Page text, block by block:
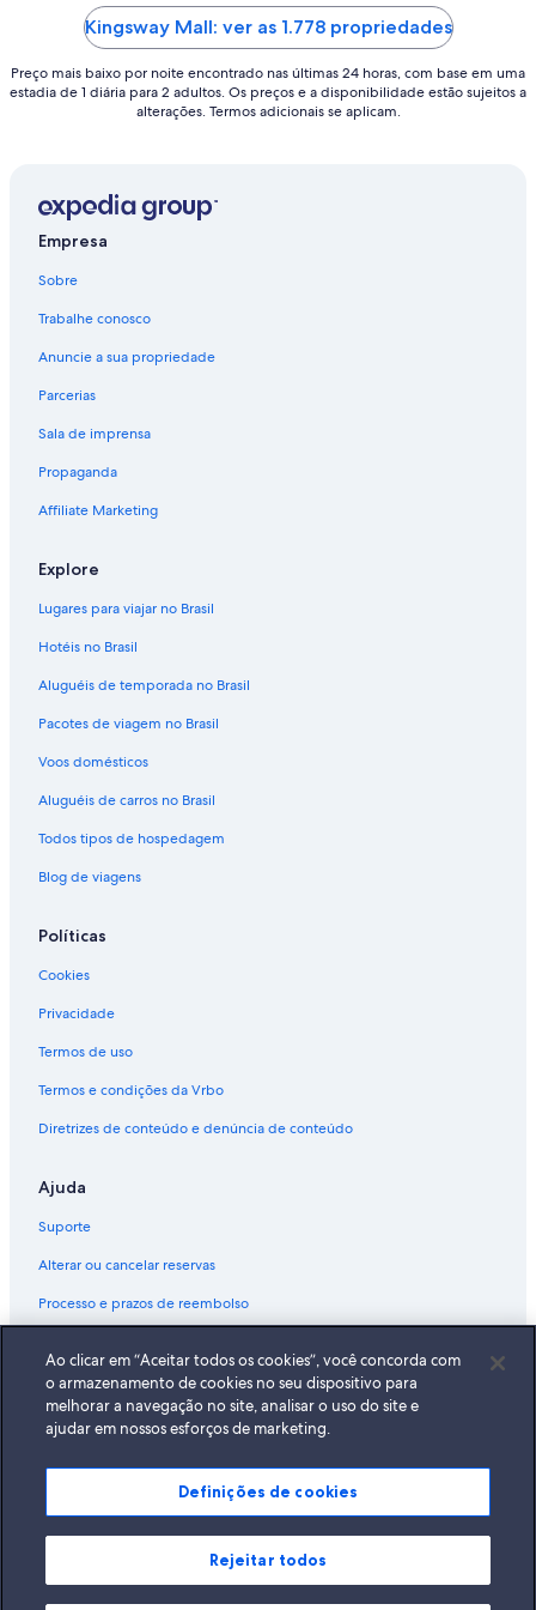
Kingsway Mall: ver as 1.778 propriedades
Preço mais baixo por noite encontrado nas últimas 24 horas, com base em uma
estadia de 1 diária para 2 adultos. Os preços e a disponibilidade estão sujeitos a
alterações. Termos adicionais se aplicam.
Empresa
Sobre
Trabalhe conosco
Anuncie a sua propriedade
Parcerias
Sala de imprensa
Propaganda
Affiliate Marketing
Explore
Lugares para viajar no Brasil
Hotéis no Brasil
Aluguéis de temporada no Brasil
Pacotes de viagem no Brasil
Voos domésticos
Aluguéis de carros no Brasil
Todos tipos de hospedagem
Blog de viagens
Políticas
Cookies
Privacidade
Termos de uso
Termos e condições da Vrbo
Diretrizes de conteúdo e denúncia de conteúdo
Ajuda
Suporte
Alterar ou cancelar reservas
Processo e prazos de reembolso
Documentos para viagens internacionais
A Expedia, Inc. não se responsabiliza pelo conteúdo dos sites externos.
© 2026 Expedia, Inc., uma empresa do Expedia Group. Todos os direitos
reservados Expedia e o logotipo da Expedia são marcas registradas da
Ao clicar em “Aceitar todos os cookies”, você concorda com
o armazenamento de cookies no seu dispositivo para
melhorar a navegação no site, analisar o uso do site e
ajudar em nossos esforços de marketing.
Definições de cookies
Rejeitar todos